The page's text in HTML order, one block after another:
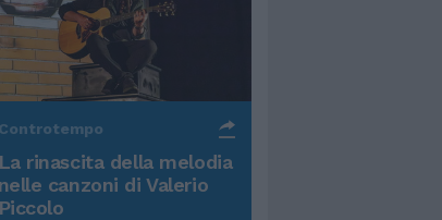
Controtempo
La rinascita della melodia
nelle canzoni di Valerio
Piccolo